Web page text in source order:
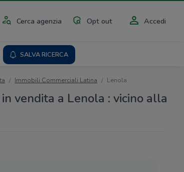
Cerca agenzia Opt out Accedi
SALVA RICERCA
Immobili Commerciali Latina Lenola
vendita a Lenola : vicino alla